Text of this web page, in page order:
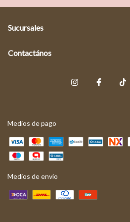
Sucursales
Contactános
Medios de pago
Medios de envío